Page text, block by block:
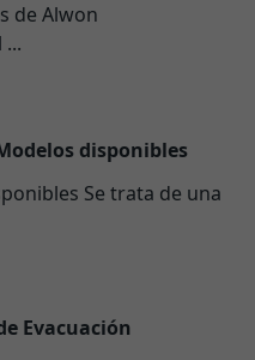
de Alwon
...
disponibles
Se trata de una
Evacuación